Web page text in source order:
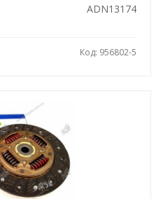
ADN13174
Код: 956802-5